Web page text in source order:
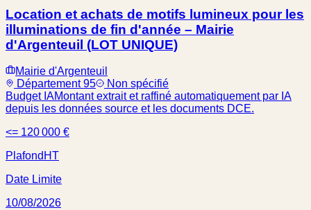
Location et achats de motifs lumineux pour les
illuminations de fin d'année – Mairie
d'Argenteuil (LOT UNIQUE)
Mairie d'Argenteuil
Département 95
Non spécifié
Budget IAMontant extrait et raffiné automatiquement par IA
depuis les données source et les documents DCE.
<= 120 000 €
Plafond HT
Date Limite
10/08/2026